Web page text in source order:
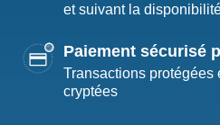
et suivant la
Paiement sécurisé
Transactions protégées
cryptées